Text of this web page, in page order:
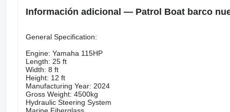
Información adicional — Patrol Boat barco
General Specification:
Engine: Yamaha 115HP
Length: 25 ft
Width: 8 ft
Height: 12 ft
Manufacturing Year: 2024
Gross Weight: 4500kg
Hydraulic Steering System
Marine Fiberglass